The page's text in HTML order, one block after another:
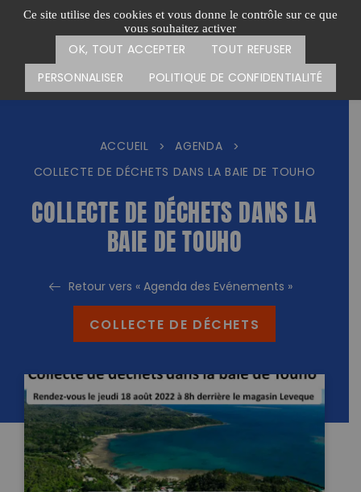
Ce site utilise des cookies et vous donne le contrôle sur ce que
vous souhaitez activer
OK, TOUT ACCEPTER
TOUT REFUSER
PERSONNALISER
POLITIQUE DE CONFIDENTIALITÉ
Passer
Menu
CARTE DES ACTIONS FAIRE UN DON
ACCUEIL > AGENDA
>
COLLECTE DE DÉCHETS DANS LA BAIE DE TOUHO
COLLECTE DE DÉCHETS DANS LA
BAIE DE TOUHO
Retour vers « Agenda des Evénements »
COLLECTE DE DÉCHETS